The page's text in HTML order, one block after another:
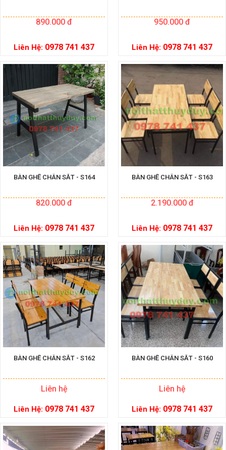
890.000 đ
Liên Hệ: 0978 741 437
950.000 đ
Liên Hệ: 0978 741 437
BÀN GHẾ CHÂN SẮT - S164
820.000 đ
Liên Hệ: 0978 741 437
BÀN GHẾ CHÂN SẮT - S163
2.190.000 đ
Liên Hệ: 0978 741 437
BÀN GHẾ CHÂN SẮT - S162
Liên hệ
Liên Hệ: 0978 741 437
BÀN GHẾ CHÂN SẮT - S160
Liên hệ
Liên Hệ: 0978 741 437